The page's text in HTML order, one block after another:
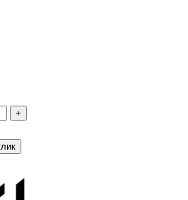
+